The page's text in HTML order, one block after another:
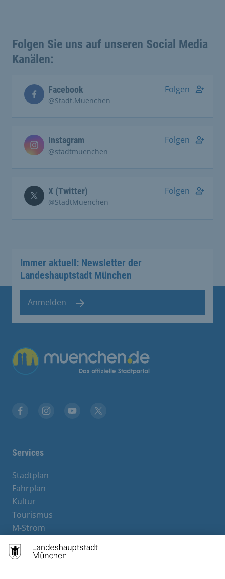
Folgen Sie uns auf unseren Social Media
Kanälen:
Facebook
@Stadt.Muenchen
Folgen
Instagram
@stadtmuenchen
Folgen
X (Twitter)
@StadtMuenchen
Folgen
Immer aktuell: Newsletter der
Landeshauptstadt München
Anmelden
Übergreifende Links
Services
Stadtplan
Fahrplan
Kultur
Tourismus
M-Strom
Hotels